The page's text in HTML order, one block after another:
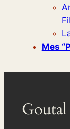
Mes
Goutal